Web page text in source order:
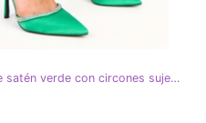
Bombas de satén verde con circones sujetos con tobillo Zizia